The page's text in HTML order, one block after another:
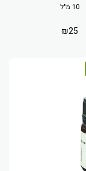
10 מ"ל
₪25